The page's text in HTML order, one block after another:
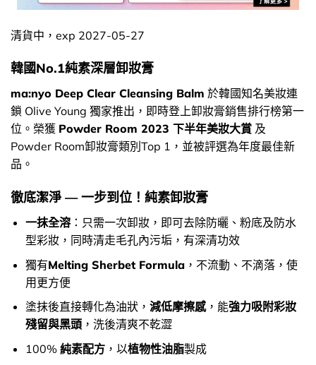
清貨中，exp 2027-05-27
韓國No.1純素深層卸妝膏
ma:nyo Deep Clear Cleansing Balm 於韓國知名美妝連
鎖 Olive Young 獨家推出，即時登上卸妝膏銷售排行榜第一
位。榮獲 Powder Room 2023 下半年美妝大賞 及
Powder Room卸妝膏類別Top 1，並被評選為年度最佳新
品。
徹底潔淨 — 一步到位！純素卸妝膏
一抹全溶：只需一次卸妝，即可去除防曬、粉底及防水
型彩妝，同時清走毛孔內污垢，有深清功效
獨有Melting Sherbet Formula，不流動、不滴落，使
用更方便
塗抹後直接轉化為油狀， 減低摩擦感，能強力吸附彩妝
殘留與黑頭，洗後清爽不乾澀
100% 純素配方，以植物性油脂製成